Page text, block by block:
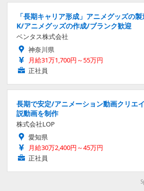
「長期キャリア形成」アニメグッズの
K/アニメグッズの作成/ブランク歓迎
ベンタス株式会社
神奈川県
月給31万1,700円～55万円
正社員
長期で安定/アニメーション動画クリエ
説動画を制作
株式会社LOP
愛知県
月給30万2,400円～45万円
正社員